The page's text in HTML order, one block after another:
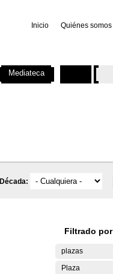
Inicio Quiénes somos
Década:
Filtrado por
plazas
Plaza
Mediateca